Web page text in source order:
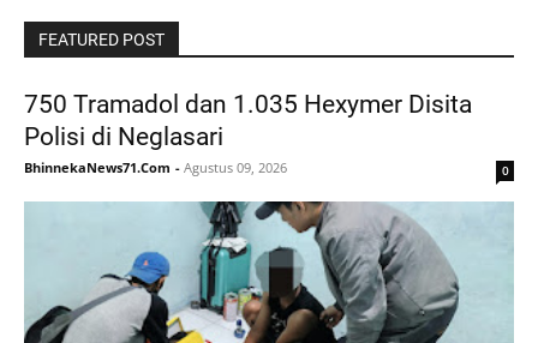
FEATURED POST
750 Tramadol dan 1.035 Hexymer Disita
Polisi di Neglasari
BhinnekaNews71.Com - Agustus 09, 2026 0